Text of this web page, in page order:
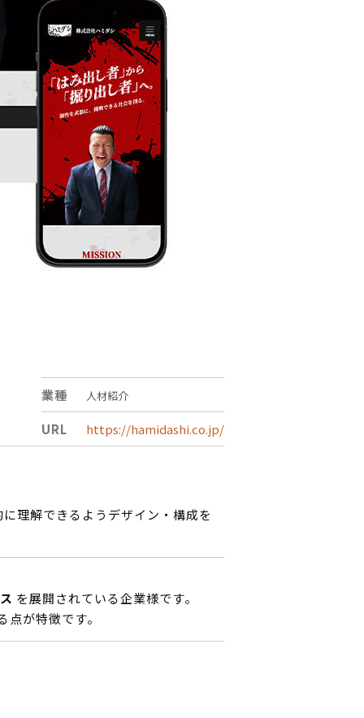
業種 人材紹介
URL https://hamidashi.co.jp/
理解できるようデザイン・構成を
を展開されている企業様です。
が特徴です。